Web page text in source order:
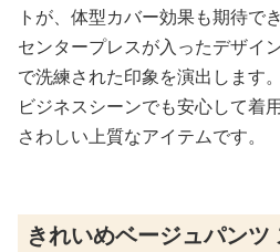
トが、体型カバー効果も期待でき
センタープレスが入ったデザイ
で洗練された印象を演出します。
ビジネスシーンでも安心して着
さわしい上質なアイテムです。
きれいめベージュパン